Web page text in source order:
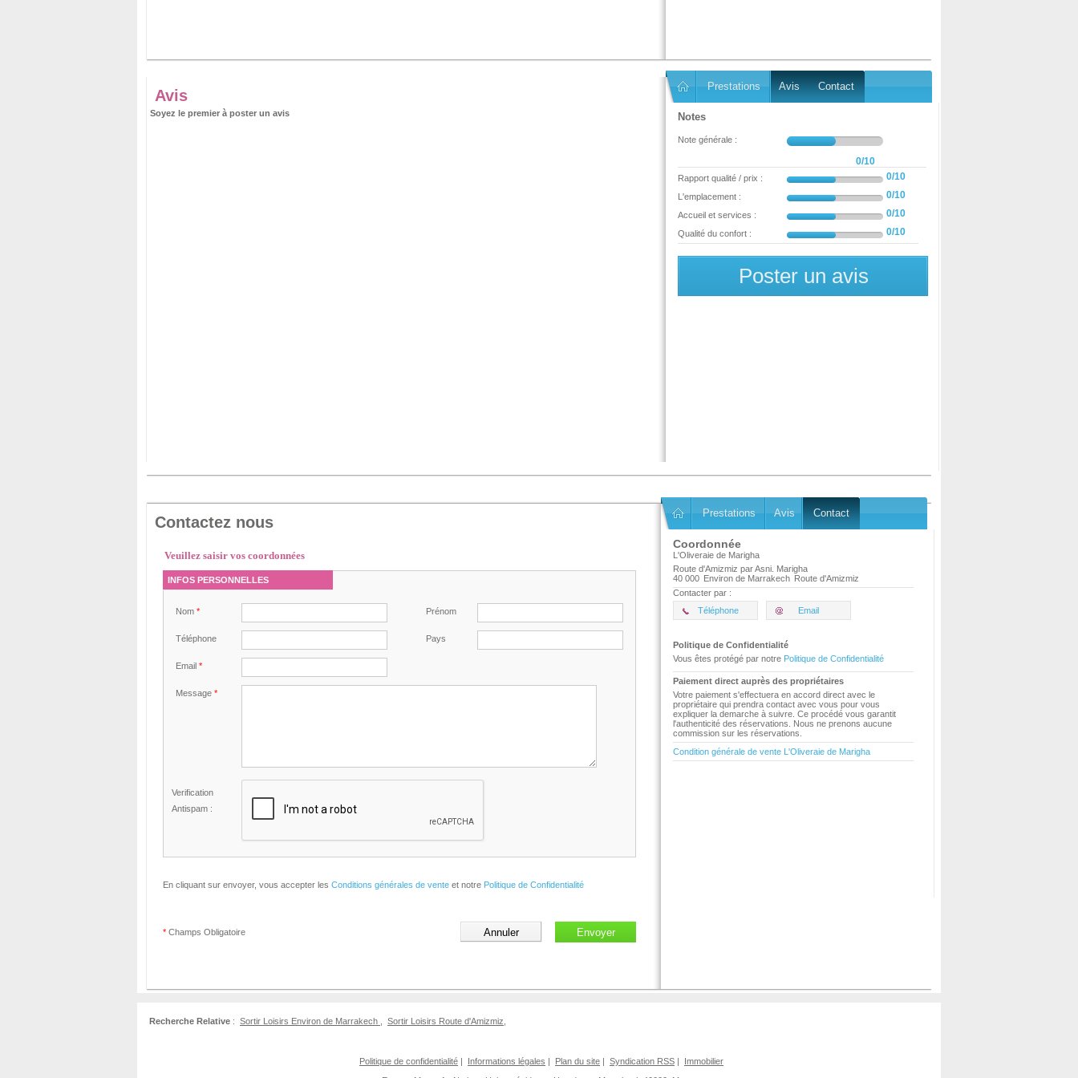
Avis
Soyez le premier à poster un avis
Prestations Avis Contact
Notes
Note générale :
0/10
Rapport qualité / prix : 0/10
L'emplacement : 0/10
Accueil et services : 0/10
Qualité du confort : 0/10
Poster un avis
Contactez nous
Veuillez saisir vos coordonnées
INFOS PERSONNELLES
Nom * Prénom
Téléphone Pays
Email *
Message *
Verification
Antispam :
En cliquant sur envoyer, vous accepter les Conditions générales de vente et notre Politique de Confidentialité
* Champs Obligatoire
Prestations Avis Contact
Coordonnée
L'Oliveraie de Marigha
Route d'Amizmiz par Asni. Marigha
40 000 Environ de Marrakech Route d'Amizmiz
Contacter par :
Téléphone
Email
Politique de Confidentialité
Vous êtes protégé par notre Politique de Confidentialité
Paiement direct auprès des propriétaires
Votre paiement s'effectuera en accord direct avec le
propriétaire qui prendra contact avec vous pour vous
expliquer la demarche à suivre. Ce procédé vous garantit
l'authenticité des réservations. Nous ne prenons aucune
commission sur les réservations.
Condition générale de vente L'Oliveraie de Marigha
Recherche Relative : Sortir Loisirs Environ de Marrakech Sortir Loisirs Route d'Amizmiz
Politique de confidentialité | Informations légales | Plan du site | Syndication RSS |
Immobilier